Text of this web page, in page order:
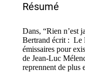
Résumé
Dans, “Rien n’est
Bertrand écrit : Le
émissaires pour
de Jean-Luc
reprennent de plus